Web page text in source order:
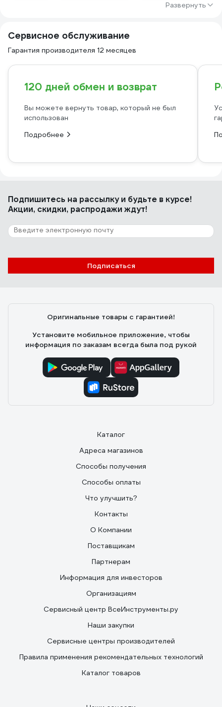
Развернуть
Сервисное обслуживание
Гарантия производителя 12 месяцев
120 дней обмен и возврат
Вы можете вернуть товар, который не был
использован
Подробнее
Подпишитесь на рассылкуи будьте в курсе!
Акции, скидки, распродажи ждут!
Подписаться
Оригинальные товары с гарантией!
Установите мобильное приложение, чтобы
информация по заказам всегда была под рукой
Каталог
Адреса магазинов
Способы получения
Способы оплаты
Что улучшить?
Контакты
О Компании
Поставщикам
Партнерам
Информация для инвесторов
Организациям
Сервисный центр ВсеИнструменты.ру
Наши закупки
Сервисные центры производителей
Правила применения рекомендательных технологий
Каталог товаров